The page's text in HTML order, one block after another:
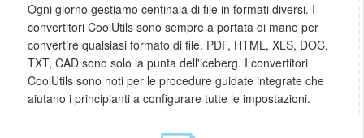
Ogni giorno gestiamo centinaia di file in formati diversi. I
convertitori CoolUtils sono sempre a portata di mano per
convertire qualsiasi formato di file. PDF, HTML, XLS, DOC,
TXT, CAD sono solo la punta dell'iceberg. I convertitori
CoolUtils sono noti per le procedure guidate integrate che
aiutano i principianti a configurare tutte le impostazioni.